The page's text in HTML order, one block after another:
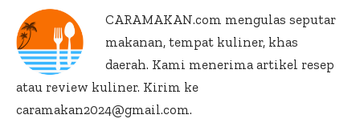
CARAMAKAN.com mengulas seputar
makanan, tempat kuliner, khas
daerah. Kami menerima artikel resep
atau review kuliner. Kirim ke
caramakan2024@gmail.com.